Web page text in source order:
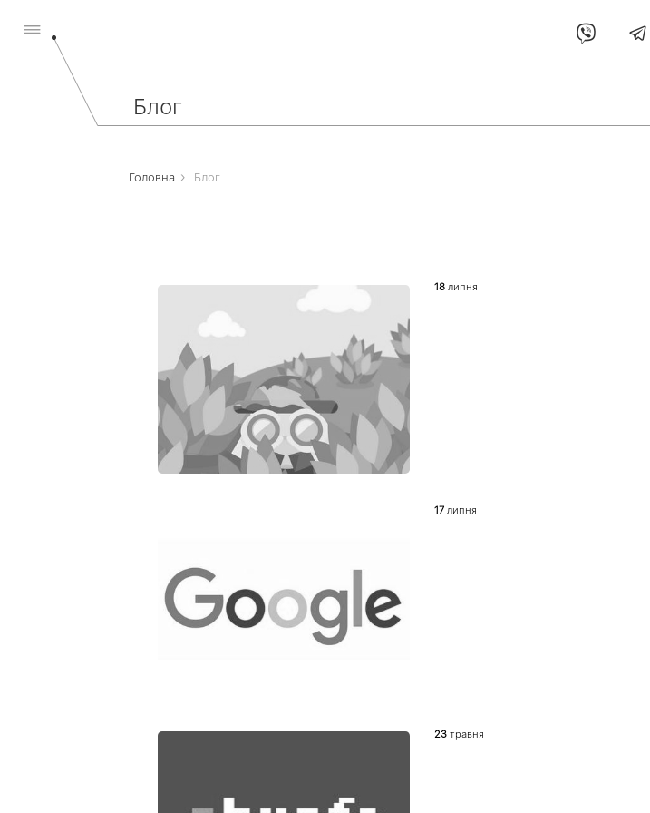
Блог
Головна › Блог
18 липня
17 липня
23 травня